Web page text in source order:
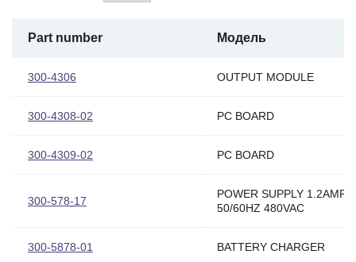
Part number Модель
300-4306 OUTPUT MODULE
300-4308-02 PC BOARD
300-4309-02 PC BOARD
300-578-17
POWER SUPPLY 1.2AMP
50/60HZ 480VAC
300-5878-01 BATTERY CHARGER